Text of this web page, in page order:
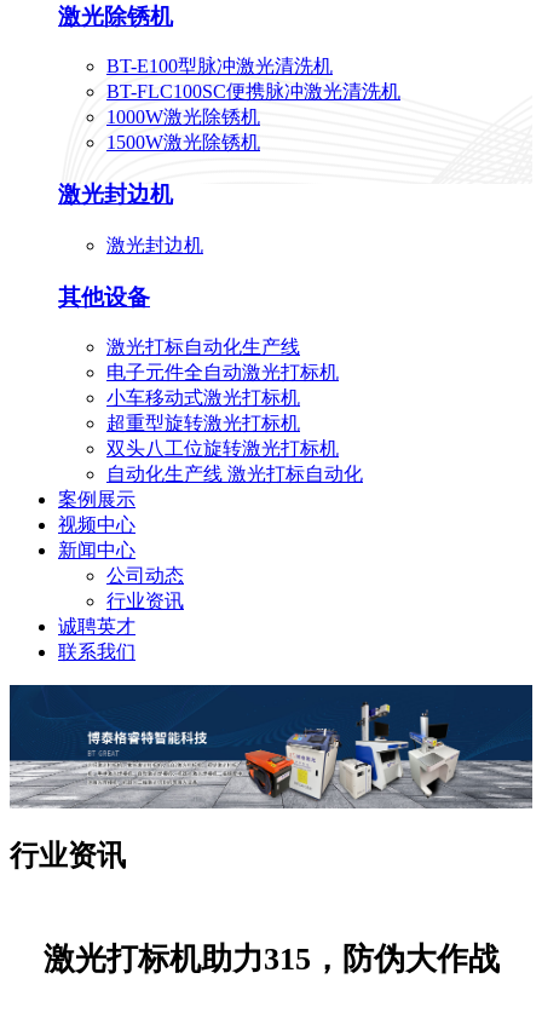
激光除锈机
BT-E100型脉冲激光清洗机
BT-FLC100SC便携脉冲激光清洗机
1000W激光除锈机
1500W激光除锈机
激光封边机
激光封边机
其他设备
激光打标自动化生产线
电子元件全自动激光打标机
小车移动式激光打标机
超重型旋转激光打标机
双头八工位旋转激光打标机
自动化生产线 激光打标自动化
案例展示
视频中心
新闻中心
公司动态
行业资讯
诚聘英才
联系我们
行业资讯
激光打标机助力315，防伪大作战